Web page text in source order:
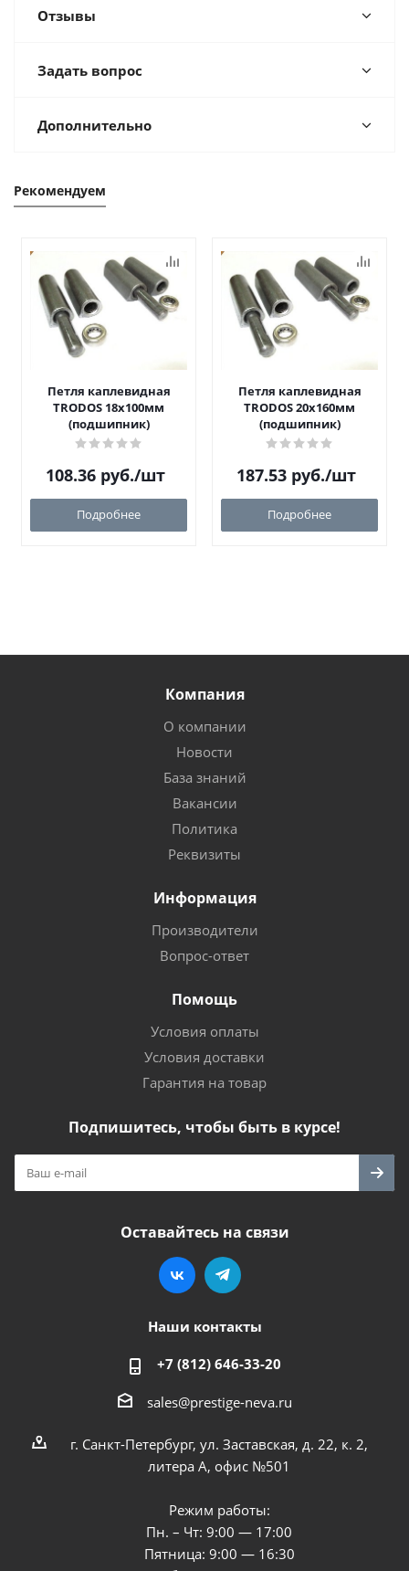
Отзывы
Задать вопрос
Дополнительно
Рекомендуем
Петля каплевидная
TRODOS 18х100мм
(подшипник)
108.36 руб./шт
Подробнее
Петля каплевидная
TRODOS 20х160мм
(подшипник)
187.53 руб./шт
Подробнее
Компания
О компании
Новости
База знаний
Вакансии
Политика
Реквизиты
Информация
Производители
Вопрос-ответ
Помощь
Условия оплаты
Условия доставки
Гарантия на товар
Подпишитесь, чтобы быть в курсе!
Оставайтесь на связи
Наши контакты
+7 (812) 646-33-20
sales@prestige-neva.ru
г. Санкт-Петербург, ул. Заставская, д. 22, к. 2,
литера А, офис №501
Режим работы:
Пн. – Чт: 9:00 — 17:00
Пятница: 9:00 — 16:30